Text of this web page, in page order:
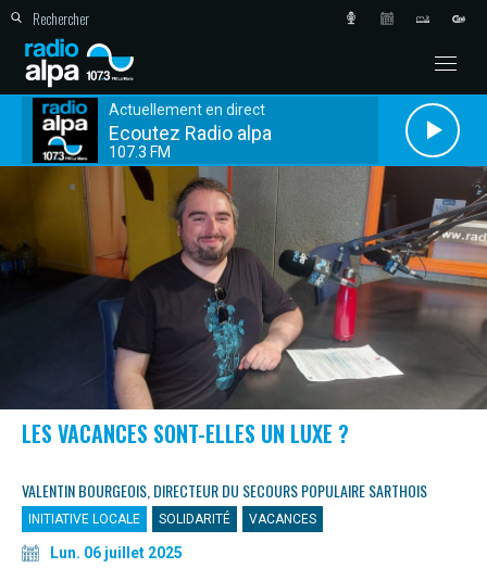
Actuellement en direct
Ecoutez Radio alpa
107.3 FM
LES VACANCES SONT-ELLES UN LUXE ?
VALENTIN BOURGEOIS, DIRECTEUR DU SECOURS POPULAIRE SARTHOIS
INITIATIVE LOCALE SOLIDARITÉ VACANCES
Lun. 06 juillet 2025